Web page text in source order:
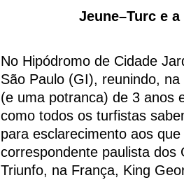
Jeune–Turc e
No Hipódromo de Cidade
São Paulo (GI), reunindo,
(e uma potranca) de 3 anos
como todos os turfistas
para esclarecimento aos
correspondente paulista dos
Triunfo, na França, King